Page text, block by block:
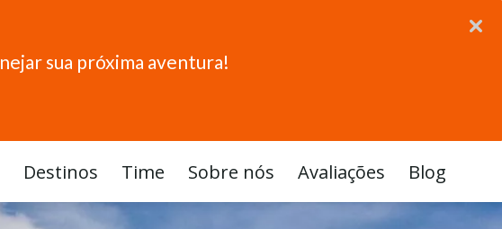
sua próxima aventura!
Destinos Time Sobre nós Avaliações Blog